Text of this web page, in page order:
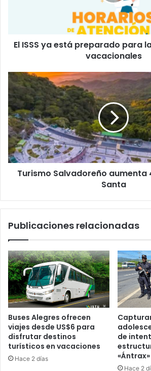
El ISSS ya está preparado para
vacacionales
Turismo
Salvadoreño
aumenta
4%
en
Semana
Santa
Turismo Salvadoreño aumenta
Santa
Publicaciones relacionadas
Buses Alegres ofrecen
viajes desde US$6 para
disfrutar destinos
turísticos en vacaciones
Hace 2 días
de
Hace 2